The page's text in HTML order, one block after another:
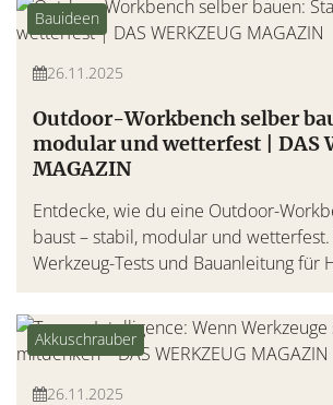
Bauideen
26.11.2025
Outdoor-Workbench selber
modular und wetterfest | DAS
MAGAZIN
Entdecke, wie du eine Outdoor-
baust – stabil, modular und wetterfest.
Werkzeug-Tests und Bauanleitung für
Akkuschrauber
26.11.2025